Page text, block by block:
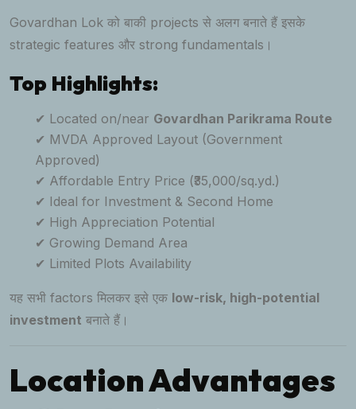
Govardhan Lok को बाकी projects से अलग बनाते हैं इसके
strategic features और strong fundamentals।
Top Highlights:
✔ Located on/near Govardhan Parikrama Route
✔ MVDA Approved Layout (Government
Approved)
✔ Affordable Entry Price (₹35,000/sq.yd.)
✔ Ideal for Investment & Second Home
✔ High Appreciation Potential
✔ Growing Demand Area
✔ Limited Plots Availability
यह सभी factors मिलकर इसे एक low-risk, high-potential
investment बनाते हैं।
Location Advantages